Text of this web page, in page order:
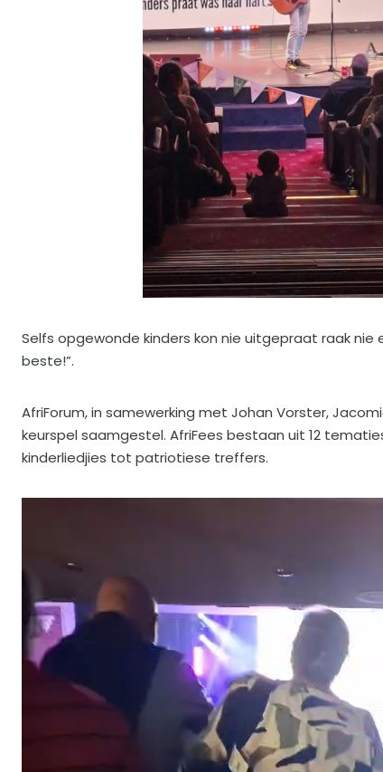
Selfs opgewonde kinders kon nie uitgepraat raak
beste!”.
AfriForum, in samewerking met Johan Vorster,
keurspel saamgestel. AfriFees bestaan uit 12
kinderliedjies tot patriotiese treffers.